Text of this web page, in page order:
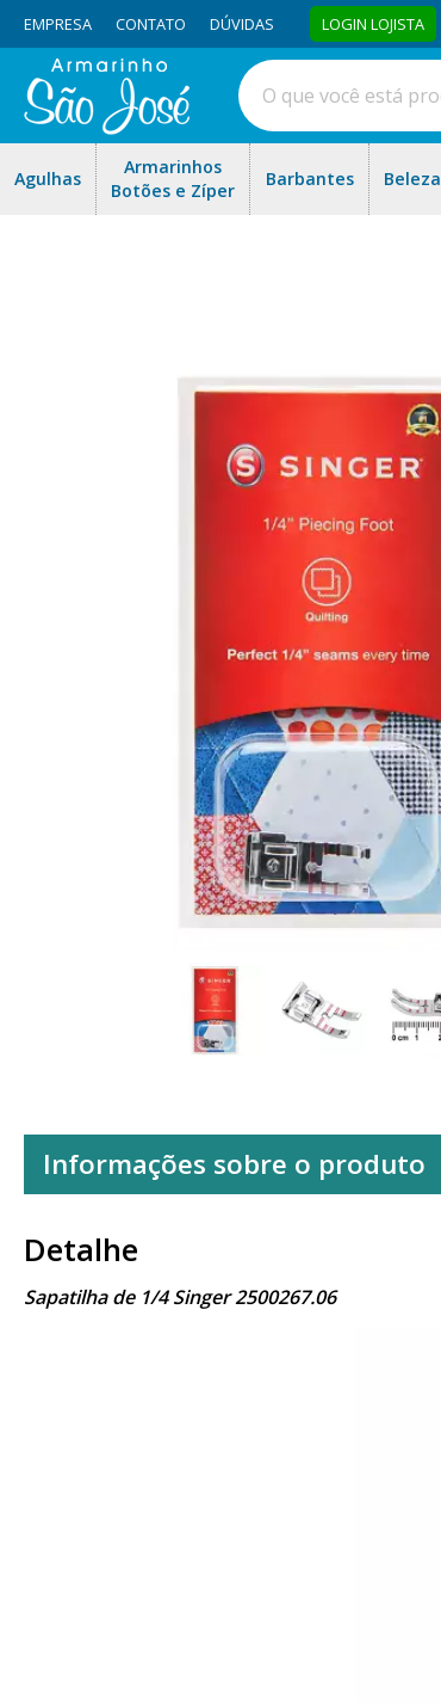
EMPRESA CONTATO DÚVIDAS LOGIN LOJISTA
Agulhas
Armarinhos
Botões e Zíper
Barbantes Beleza
Informações sobre o produto
Detalhe
Sapatilha de 1/4 Singer 2500267.06